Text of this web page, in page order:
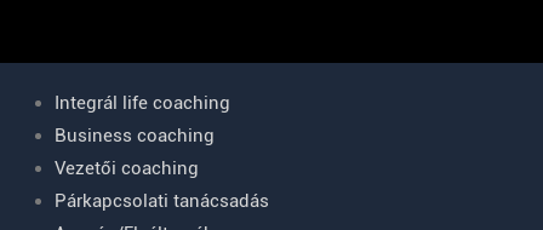
Integrál life coaching
Business coaching
Vezetői coaching
Párkapcsolati tanácsadás